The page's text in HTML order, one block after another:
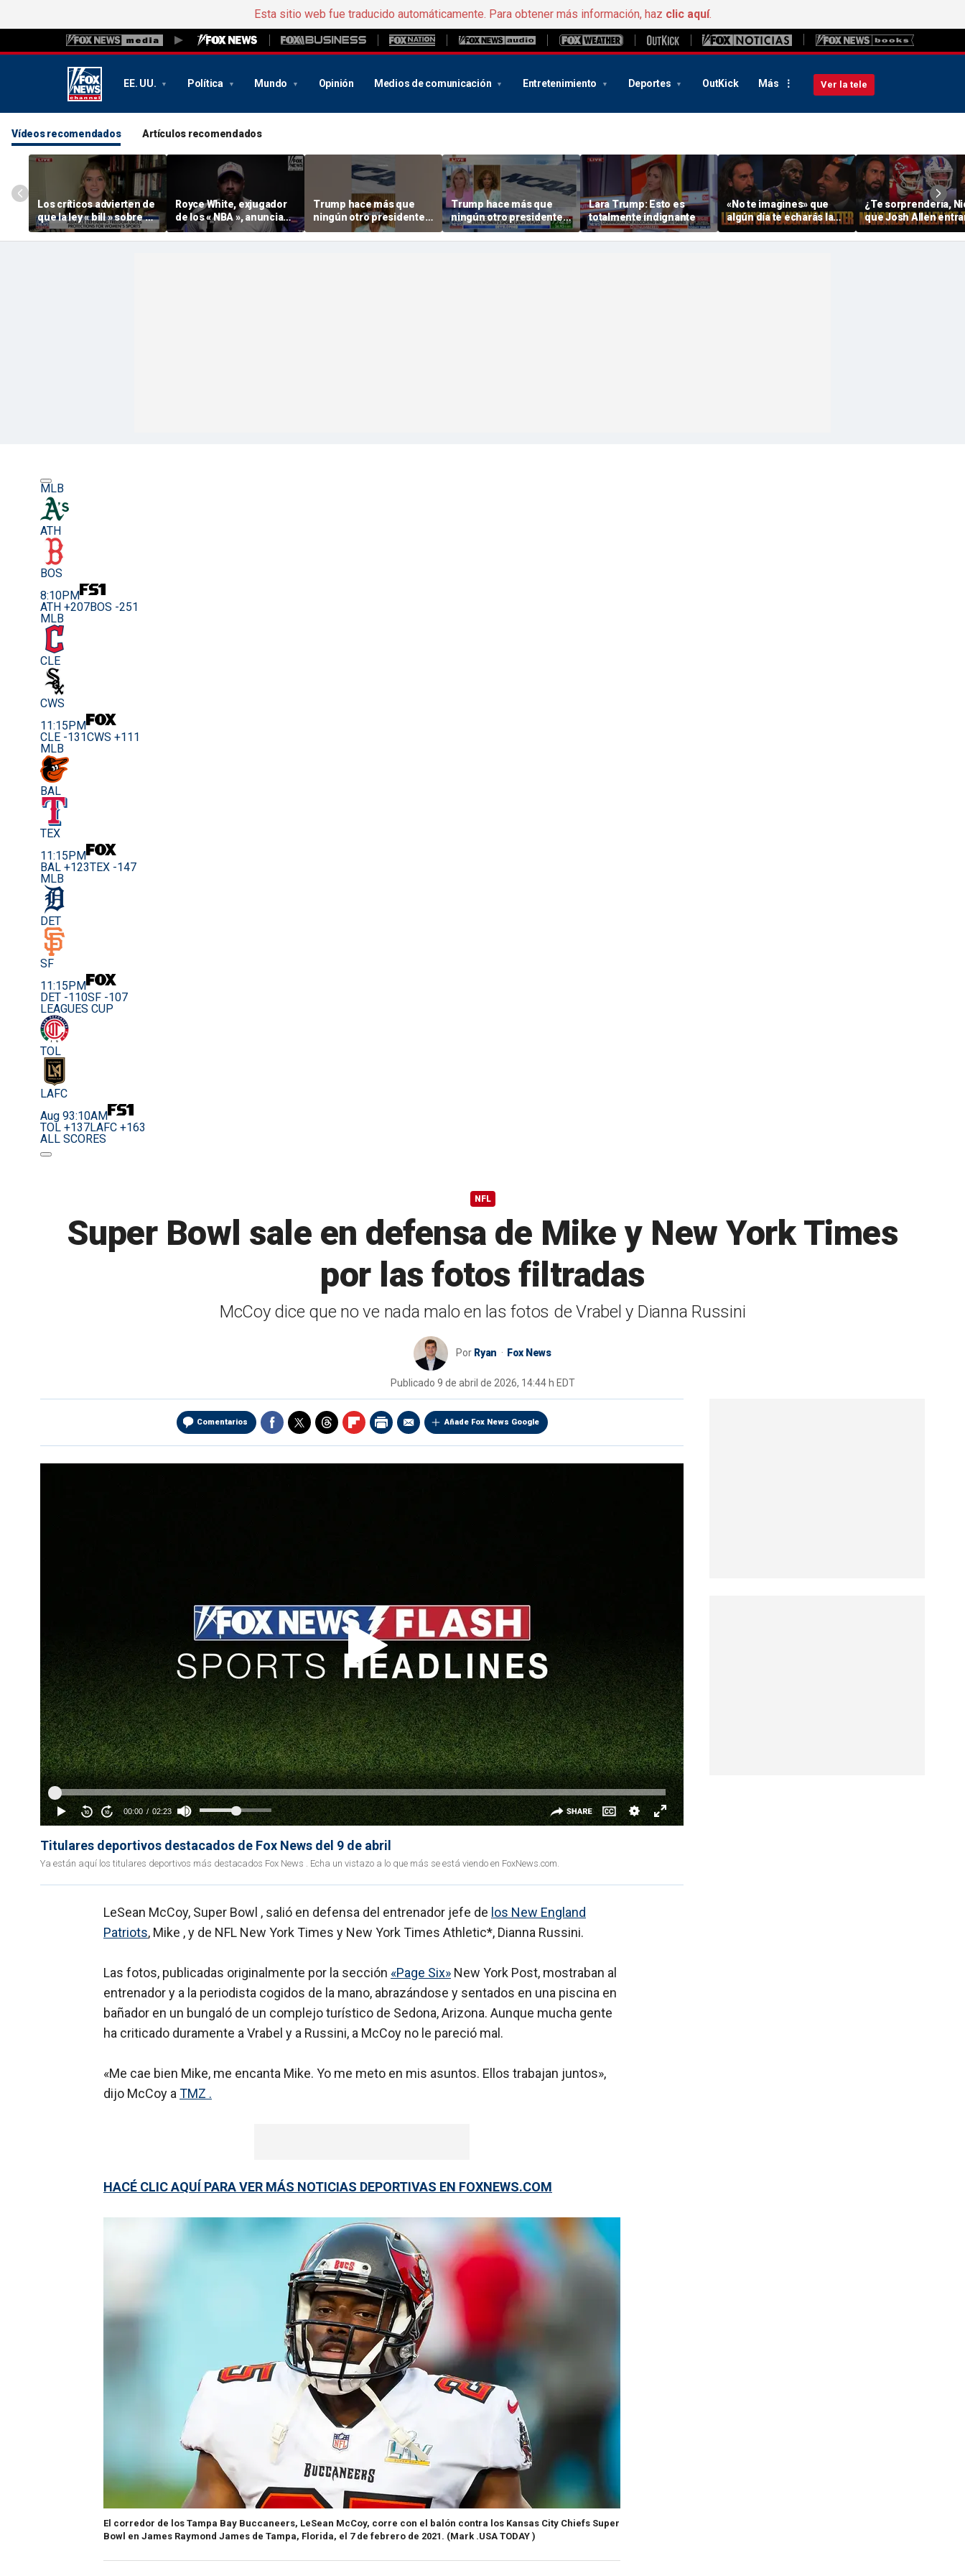
Esta sitio web fue traducido automáticamente. Para obtener más información, haz clic aquí.
EE. UU. Política Mundo Opinión Medios de comunicación Entretenimiento Deportes OutKick Más Ver la tele
Vídeos recomendados Artículos recomendados
Los críticos advierten de
que la ley « bill » sobre el
deporte universitario no
protege a las deportistas
Royce White, exjugador
de los « NBA », anuncia
su intención de
presentarse al draft de la
Trump hace más que
ningún otro presidente
«de la historia» por
proteger los deportes
Trump hace más que
ningún otro presidente
«de la historia» por
proteger los deportes
Lara Trump: Esto es
totalmente indignante
«No te imagines» que
algún día te echarás la
cabeza hacia atrás al
recordar la llegada de
¿Te sorprendería,
que Josh Allen
en el primer equipo
década QB? ¿Te
MLB
ATH
BOS
8:10PM
ATH +207BOS -251
MLB
CLE
CWS
11:15PM
CLE -131CWS +111
MLB
BAL
TEX
11:15PM
BAL +123TEX -147
MLB
DET
SF
11:15PM
DET -110SF -107
LEAGUES CUP
TOL
LAFC
Aug 93:10AM
TOL +137LAFC +163
ALL SCORES
NFL
Super Bowl sale en defensa de Mike y New York Times
por las fotos filtradas
McCoy dice que no ve nada malo en las fotos de Vrabel y Dianna Russini
Por Ryan Fox News
Publicado 9 de abril de 2026, 14:44 h EDT
Comentarios Añade Fox News Google
Titulares deportivos destacados de Fox News del 9 de abril
Ya están aquí los titulares deportivos más destacados Fox News . Echa un vistazo a lo que más se está viendo en FoxNews.com.
LeSean McCoy, Super Bowl , salió en defensa del entrenador jefe de los New England
Patriots, Mike , y de NFL New York Times y New York Times Athletic*, Dianna Russini.
Las fotos, publicadas originalmente por la sección «Page Six» New York Post, mostraban al
entrenador y a la periodista cogidos de la mano, abrazándose y sentados en una piscina en
bañador en un bungaló de un complejo turístico de Sedona, Arizona. Aunque mucha gente
ha criticado duramente a Vrabel y a Russini, a McCoy no le pareció mal.
«Me cae bien Mike, me encanta Mike. Yo me meto en mis asuntos. Ellos trabajan juntos»,
dijo McCoy aTMZ .
HACÉ CLIC AQUÍ PARA VER MÁS NOTICIAS DEPORTIVAS EN FOXNEWS.COM
El corredor de los Tampa Bay Buccaneers, LeSean McCoy, corre con el balón contra los Kansas City Chiefs Super
Bowl en James Raymond James de Tampa, Florida, el 7 de febrero de 2021. (Mark .USA TODAY )